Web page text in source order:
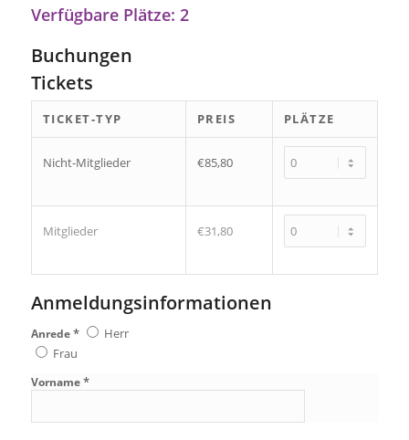
Verfügbare Plätze: 2
Buchungen
Tickets
TICKET-TYP PREIS PLÄTZE
Nicht-Mitglieder €85,80
Mitglieder €31,80
Anmeldungsinformationen
Anrede*
Herr
Frau
Vorname*